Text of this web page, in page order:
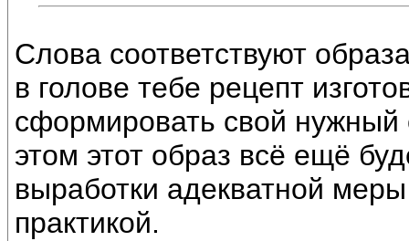
Слова соответствуют
в голове тебе рецепт
сформировать свой нужный
этом этот образ всё ещё
выработки адекватной
практикой.